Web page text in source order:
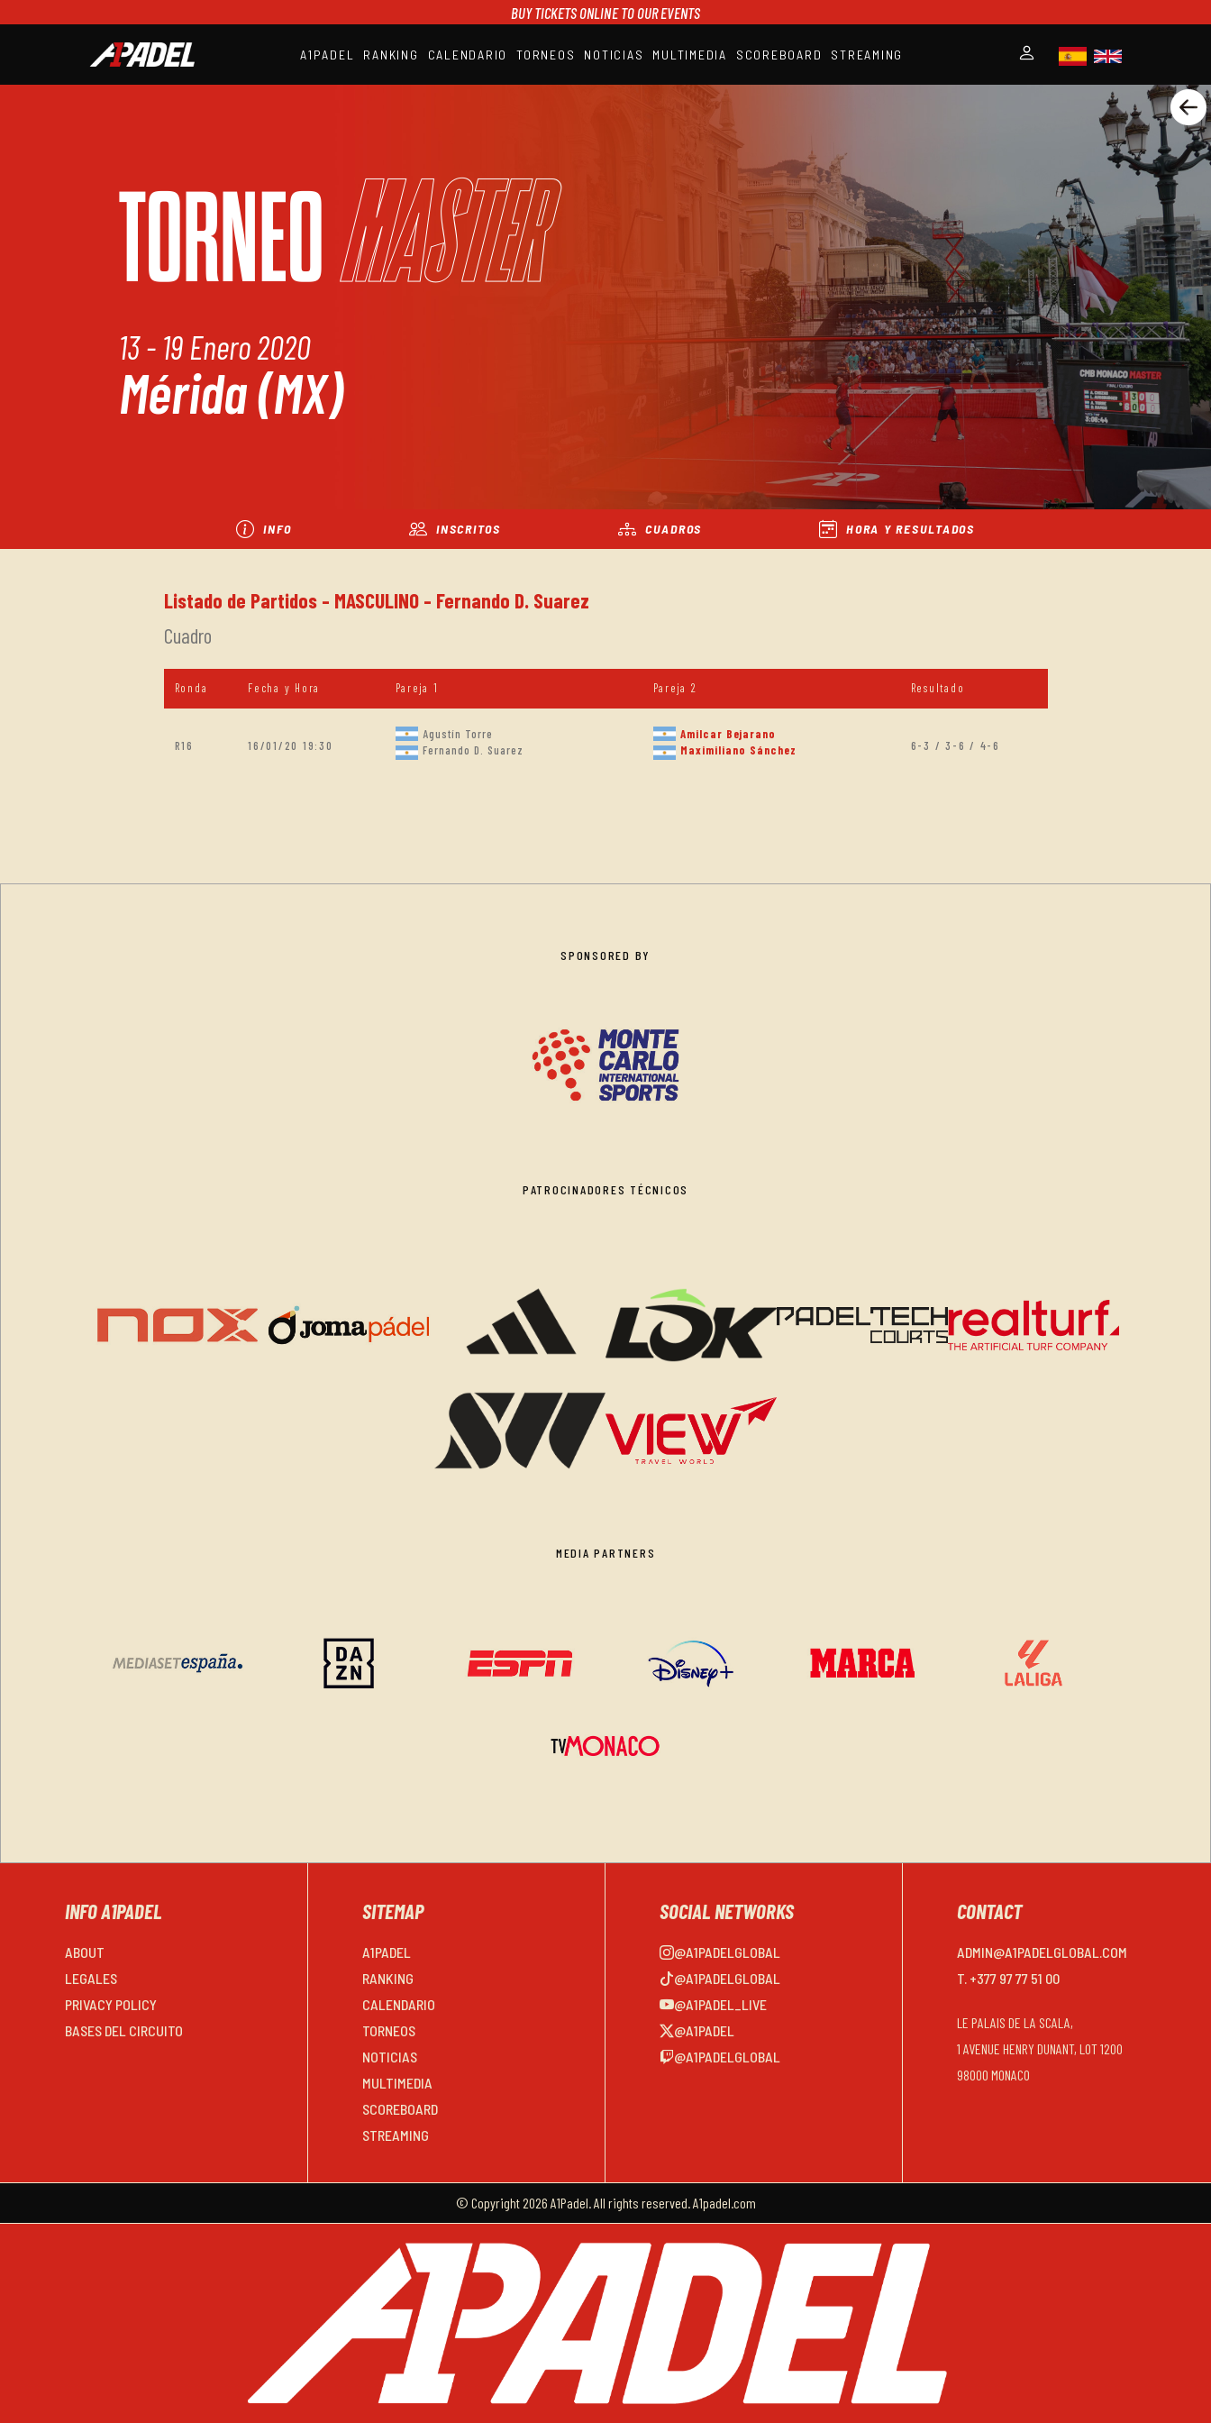
BUY TICKETS ONLINE TO OUR EVENTS
A1PADEL RANKING CALENDARIO TORNEOS NOTICIAS MULTIMEDIA SCOREBOARD STREAMING
SCOREBOARD
TORNEOMaster
13 - 19 Enero 2020
Mérida (MX)
INFO INSCRITOS CUADROS HORA Y RESULTADOS
Listado de Partidos - MASCULINO - Fernando D. Suarez
Cuadro
Ronda Fecha y Hora Pareja 1 Pareja 2 Resultado
R16 16/01/20 19:30
Agustín Torre
Fernando D. Suarez
Amilcar Bejarano
Maximiliano Sánchez
6-3 / 3-6 / 4-6
SPONSORED BY
PATROCINADORES TÉCNICOS
MEDIA PARTNERS
INFO A1PADEL
ABOUT
LEGALES
PRIVACY POLICY
BASES DEL CIRCUITO
SITEMAP
A1PADEL
RANKING
CALENDARIO
TORNEOS
NOTICIAS
MULTIMEDIA
SCOREBOARD
STREAMING
SOCIAL NETWORKS
@A1PADELGLOBAL
@A1PADELGLOBAL
@A1PADEL_LIVE
@A1PADEL
@A1PADELGLOBAL
CONTACT
ADMIN@A1PADELGLOBAL.COM
T. +377 97 77 51 00
LE PALAIS DE LA SCALA,
1 AVENUE HENRY DUNANT, LOT 1200
98000 MONACO
© Copyright 2026 A1Padel. All rights reserved. A1padel.com